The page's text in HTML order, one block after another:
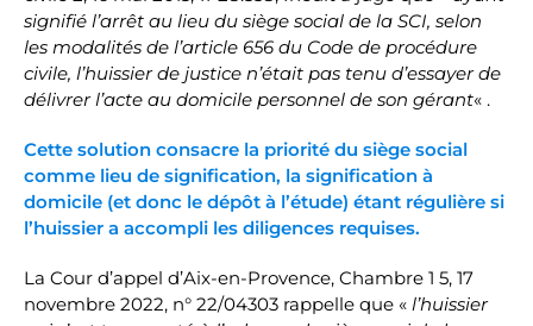
signifié l’arrêt au lieu du siège social de la SCI, selon
les modalités de l’article 656 du Code de procédure
civile, l’huissier de justice n’était pas tenu d’essayer de
délivrer l’acte au domicile personnel de son gérant« .
Cette solution consacre la priorité du siège social
comme lieu de signification, la signification à
domicile (et donc le dépôt à l’étude) étant régulière si
l’huissier a accompli les diligences requises.
La Cour d’appel d’Aix-en-Provence, Chambre 1 5, 17
novembre 2022, n° 22/04303 rappelle que « l’huissier